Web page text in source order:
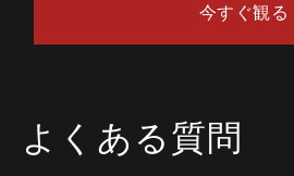
今すぐ観る
よくある質問